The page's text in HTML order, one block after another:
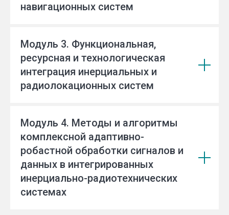
навигационных систем
Модуль 3. Функциональная,
ресурсная и технологическая
интеграция инерциальных и
радиолокационных систем
Модуль 4. Методы и алгоритмы
комплексной адаптивно-
робастной обработки сигналов и
данных в интегрированных
инерциально-радиотехнических
системах